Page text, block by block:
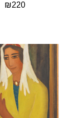
₪220